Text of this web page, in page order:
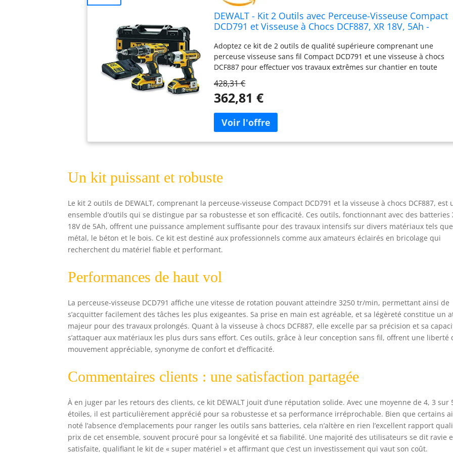
DEWALT - Kit 2 Outils avec Perceuse-Visseuse Compact
DCD791 et Visseuse à Chocs DCF887, XR 18V, 5Ah -
Béton et Bois
Adoptez ce kit de 2 outils de qualité supérieure comprenant une
perceuse visseuse sans fil Compact DCD791 et une visseuse à chocs
DCF887 pour effectuer vos travaux extrêmes sur chantier en toute
visseuse perceuse sans fil peut accueillir des mandrins de 1,5 à 13
mm. Couple maximal de 70 Nm : la puissante force de serrage
visseuse devisseuse sans fil 18V pour percer le bois, le métal ou
encore le béton Découvrez notre pack outils electroportatif sans fil
professionnel avec sa visseuse à chocs réglable selon 3 vitesses. Cet
Nm et bague 3 LED Avec plus de 140 outils compatibles, la gamme
DEWALT XR 18V est la gamme incontournable de la marque. Conçue
polyvalente : sa batterie est compatible avec toujours plus d'outils,
des marteaux perforateurs aux scies circulaires en passant par les
tailles haies et bien plus encore ! La gamme couvre tous les besoins
DEWALT, Robustesse garantie : Depuis plus de 90 ans, DEWALT
conçoit, fabrique et commercialise des machines particulièrement
retrouvent dans chacune d’entre elles
428,31 €
362,81 €
Un kit puissant et robuste
Le kit 2 outils de DEWALT, comprenant la perceuse-visseuse Compact DCD791 et la visseuse à chocs DCF887, est
ensemble d’outils qui se distingue par sa robustesse et son efficacité. Ces outils, fonctionnant avec des batteries
18V de 5Ah, offrent une puissance amplement suffisante pour des travaux intensifs sur divers matériaux tels
métal, le béton et le bois. Ce kit est destiné aux professionnels comme aux amateurs éclairés en bricolage qui
recherchent du matériel fiable et performant.
Performances de haut vol
La perceuse-visseuse DCD791 affiche une vitesse de rotation pouvant atteindre 3250 tr/min, permettant ainsi de
s’acquitter facilement des tâches les plus exigeantes. Sa prise en main est agréable, et sa légèreté constitue un
majeur pour des travaux prolongés. Quant à la visseuse à chocs DCF887, elle excelle par sa précision et sa
s’attaquer aux matériaux les plus durs sans effort. Ces outils, grâce à leur conception sans fil, offrent une liberté
mouvement appréciable, synonyme de confort et d’efficacité.
Commentaires clients : une satisfaction partagée
À en juger par les retours des clients, ce kit DEWALT jouit d’une réputation solide. Avec une moyenne de 4, 3 sur
étoiles, il est particulièrement apprécié pour sa robustesse et sa performance irréprochable. Bien que certains
noté l’absence d’emplacements pour ranger les outils sans batteries, cela n’altère en rien l’excellent rapport
prix de cet ensemble, souvent procuré pour sa longévité et sa fiabilité. Une majorité des utilisateurs se dit ravie
satisfaite, qualifiant le kit de « super matériel » et affirmant que c’est un investissement qui vaut son coût.